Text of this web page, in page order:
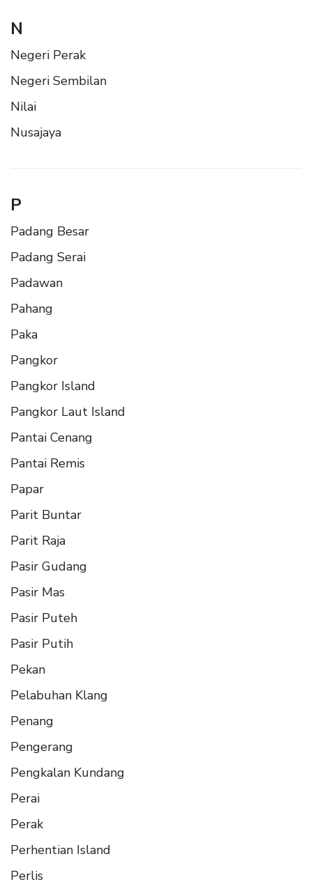
N
Negeri Perak
Negeri Sembilan
Nilai
Nusajaya
P
Padang Besar
Padang Serai
Padawan
Pahang
Paka
Pangkor
Pangkor Island
Pangkor Laut Island
Pantai Cenang
Pantai Remis
Papar
Parit Buntar
Parit Raja
Pasir Gudang
Pasir Mas
Pasir Puteh
Pasir Putih
Pekan
Pelabuhan Klang
Penang
Pengerang
Pengkalan Kundang
Perai
Perak
Perhentian Island
Perlis